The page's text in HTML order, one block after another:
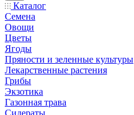
Каталог
Семена
Овощи
Цветы
Ягоды
Пряности и зеленные культуры
Лекарственные растения
Грибы
Экзотика
Газонная трава
Сидераты